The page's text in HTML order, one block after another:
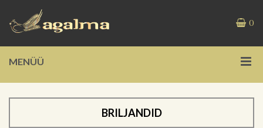
0
MENÜÜ
BRILJANDID